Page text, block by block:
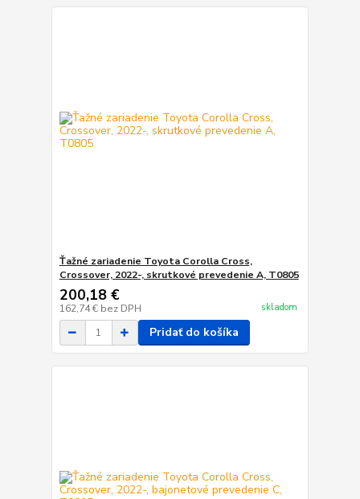
Ťažné zariadenie Toyota Corolla Cross,
Crossover, 2022-, skrutkové prevedenie A, T0805
200,18 €
162,74 € bez DPH skladom
Pridať do košíka